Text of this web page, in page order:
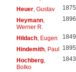
Heuer, Gustav 1875
Heymann,
Werner R.
1896
Hildach, Eugen 1849
Hindemith, Paul 1895
Hochberg,
Bolko
1843